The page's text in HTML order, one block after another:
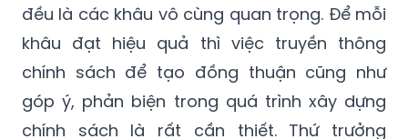
chính sách để tạo đồng thuận cũng như
góp ý, phản biện trong quá trình xây dựng
chính sách là rất cần thiết. Thứ trưởng
Nguyễn Thanh Lâm cho rằng trong bối cảnh